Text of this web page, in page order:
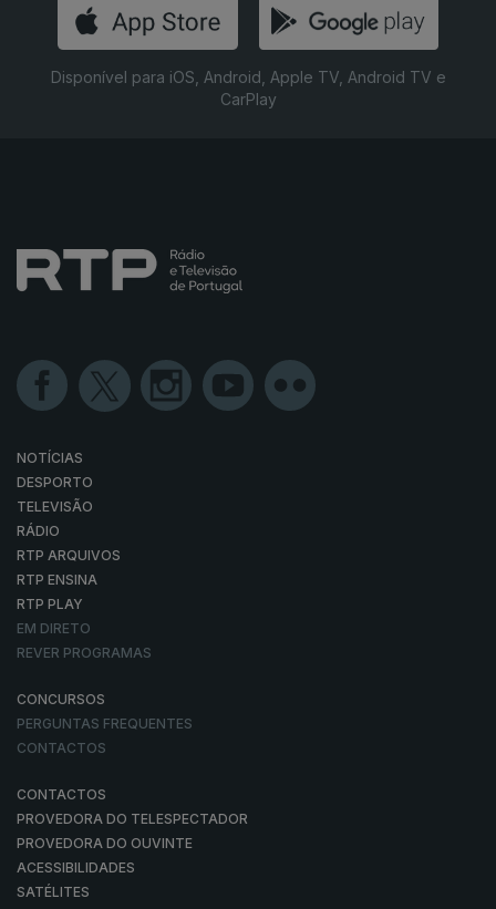
Disponível para iOS, Android, Apple TV, Android TV e
CarPlay
NOTÍCIAS
DESPORTO
TELEVISÃO
RÁDIO
RTP ARQUIVOS
RTP ENSINA
RTP PLAY
EM DIRETO
REVER PROGRAMAS
CONCURSOS
PERGUNTAS FREQUENTES
CONTACTOS
CONTACTOS
PROVEDORA DO TELESPECTADOR
PROVEDORA DO OUVINTE
ACESSIBILIDADES
SATÉLITES